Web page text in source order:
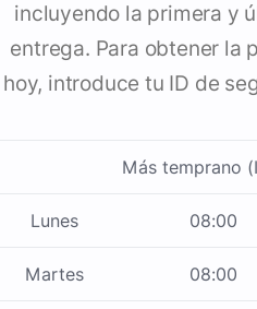
incluyendo la primera y
entrega. Para obtener la
hoy, introduce tu ID de
Más temprano
Lunes 08:00
Martes 08:00